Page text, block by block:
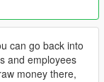
can go back into
and employees
money there,